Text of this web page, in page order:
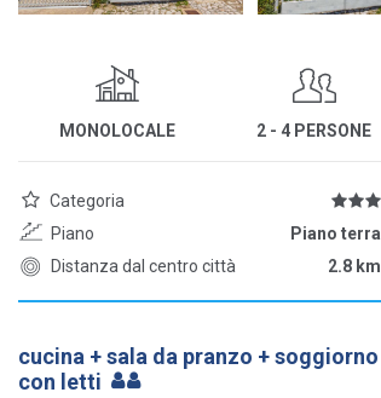
MONOLOCALE 2 - 4 PERSONE
Categoria
Piano
Piano terra
Distanza dal centro città
2.8 km
cucina + sala da pranzo + soggiorno
con letti